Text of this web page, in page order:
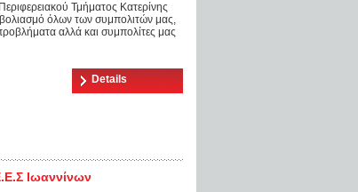
Τμήματος Κατερίνης
όλων των συμπολιτών μας,
αλλά και συμπολίτες μας
Details
Ιωαννίνων